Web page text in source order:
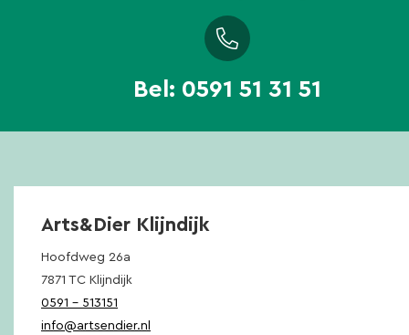
Bel: 0591 51 31 51
Arts&Dier Klijndijk
Hoofdweg 26a
7871 TC Klijndijk
0591 – 513151
info@artsendier.nl